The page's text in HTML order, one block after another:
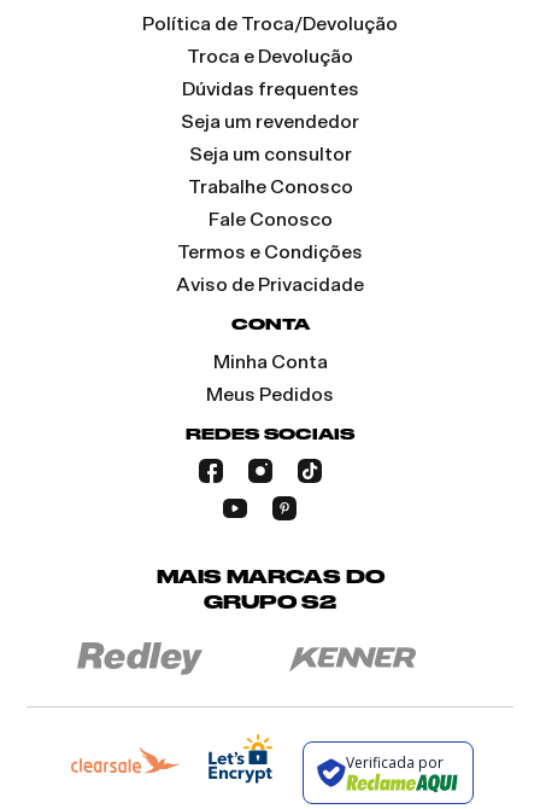
Política de Troca/Devolução
Troca e Devolução
Dúvidas frequentes
Seja um revendedor
Seja um consultor
Trabalhe Conosco
Fale Conosco
Termos e Condições
Aviso de Privacidade
CONTA
Minha Conta
Meus Pedidos
REDES SOCIAIS
MAIS MARCAS DO
GRUPO S2
Verificada por